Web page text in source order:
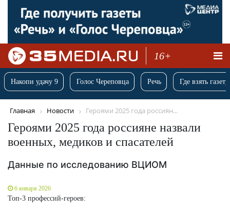
16+
Накопи удачу 9 Голос Череповца Речь Где взять
Главная Новости Героями 2025 года россиян...
Героями 2025 года россияне назвали
военных, медиков и спасателей
Данные по исследованию ВЦИОМ
6 января 2026
Топ-3 профессий-героев: